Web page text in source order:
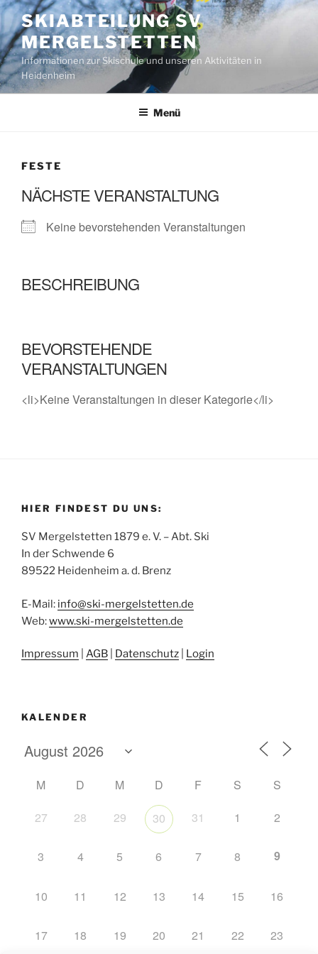
Zum
Inhalt
springen
SKIABTEILUNG SV
MERGELSTETTEN
Informationen zur Skischule und unseren Aktivitäten in
Heidenheim
Menü
FESTE
NÄCHSTE VERANSTALTUNG
Keine bevorstehenden Veranstaltungen
BESCHREIBUNG
BEVORSTEHENDE
VERANSTALTUNGEN
<li>Keine Veranstaltungen in dieser Kategorie</li>
HIER FINDEST DU UNS:
SV Mergelstetten 1879 e. V. – Abt. Ski
In der Schwende 6
89522 Heidenheim a. d. Brenz
E-Mail: info@ski-mergelstetten.de
Web:www.ski-mergelstetten.de
Impressum AGB Datenschutz Login
KALENDER
M D M D F S
S
27
28 29 30 31 1 2
3 4 5 6 7 8 9
10 11 12 13 14 15 16
17 18 19 20 21 22 23